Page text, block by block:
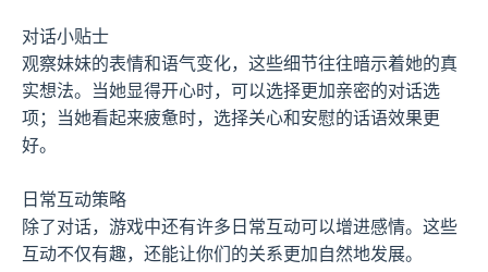
对话小贴士
观察妹妹的表情和语气变化，这些细节往往暗示着她的真
实想法。当她显得开心时，可以选择更加亲密的对话选
项；当她看起来疲惫时，选择关心和安慰的话语效果更
好。
日常互动策略
除了对话，游戏中还有许多日常互动可以增进感情。这些
互动不仅有趣，还能让你们的关系更加自然地发展。